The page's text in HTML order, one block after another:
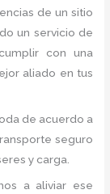
de un sitio
un servicio de
con una
aliado en tus
de acuerdo a
seguro
y carga.
a aliviar ese